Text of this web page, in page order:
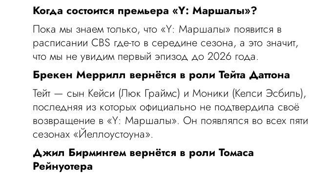
Когда состоится премьера «Y: Маршалы»?
Пока мы знаем только, что «Y: Маршалы» появится в
расписании CBS где-то в середине сезона, а это значит,
что мы не увидим первый эпизод до 2026 года.
Брекен Меррилл вернётся в роли Тейта Даттона
Тейт — сын Кейси (Люк Граймс) и Моники (Келси Эсбиль),
последняя из которых официально не подтвердила своё
возвращение в «Y: Маршалы». Он появлялся во всех пяти
сезонах «Йеллоустоуна».
Джил Бирмингем вернётся в роли Томаса
Рейнуотера